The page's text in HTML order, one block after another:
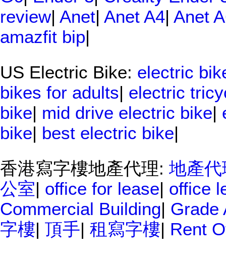
review| Anet| Anet A4| Anet
amazfit bip|
US Electric Bike: electric
bikes for adults| electric
bike| mid drive electric bike|
bike| best electric bike|
香港寫字樓地產代理: 地產代
公室| office for lease| office
Commercial Building| Grade
字樓| 頂手| 租寫字樓| Rent